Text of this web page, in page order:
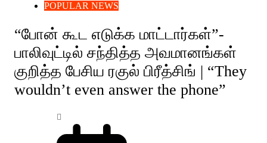
POPULAR NEWS
“போன் கூட எடுக்க மாட்டார்கள்”-
பாலிவுட்டில் சந்தித்த அவமானங்கள்
குறித்த பேசிய ரகுல் பிரீத்சிங் | “They
wouldn’t even answer the phone”